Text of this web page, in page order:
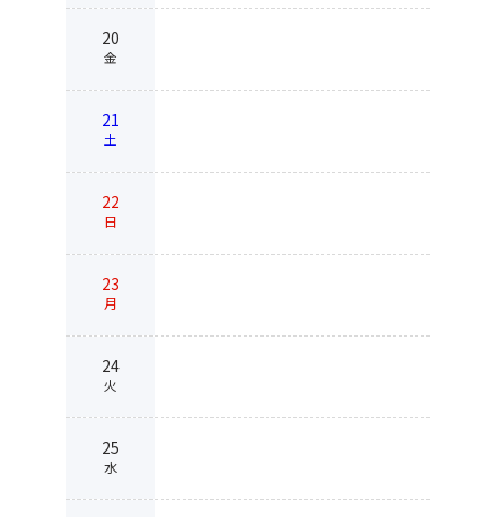
20
金
21
土
22
日
23
月
24
火
25
水